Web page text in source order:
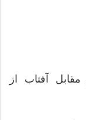
آفتاب از